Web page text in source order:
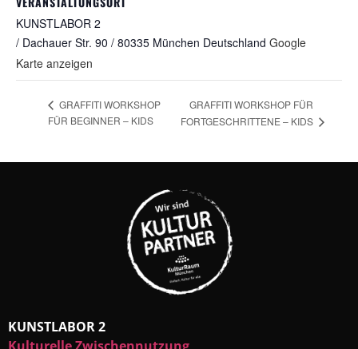
KUNSTLABOR 2
/ Dachauer Str. 90 / 80335 München Deutschland Google
Karte anzeigen
GRAFFITI WORKSHOP
FÜR BEGINNER – KIDS
GRAFFITI WORKSHOP FÜR
FORTGESCHRITTENE – KIDS
KUNSTLABOR 2